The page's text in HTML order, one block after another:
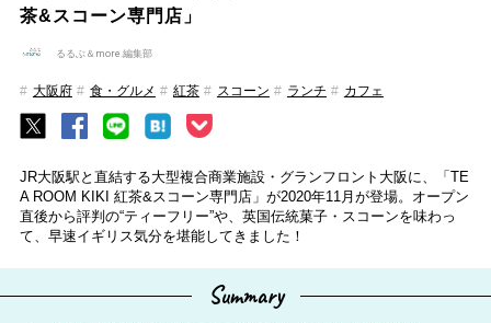
茶&スコーン専門店」
るるぶ＆more.編集部
大阪府 食・グルメ 紅茶 スコーン ランチ カフェ
JR大阪駅と直結する大型複合商業施設・グランフロント大阪に、「TE
A ROOM KIKI 紅茶&スコーン専門店」が2020年11月が登場。オープン
直後から評判の“ティーフリー”や、英国伝統菓子・スコーンを味わっ
て、早速イギリス気分を堪能してきました！
Summary